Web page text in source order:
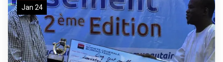
Jan 24